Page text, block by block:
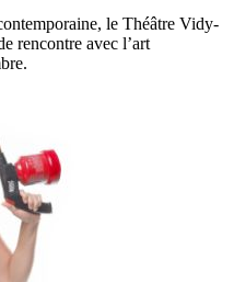
le Théâtre Vidy-
rencontre avec l’art